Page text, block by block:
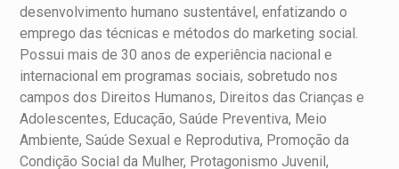
desenvolvimento humano sustentável, enfatizando o
emprego das técnicas e métodos do marketing social.
Possui mais de 30 anos de experiência nacional e
internacional em programas sociais, sobretudo nos
campos dos Direitos Humanos, Direitos das Crianças e
Adolescentes, Educação, Saúde Preventiva, Meio
Ambiente, Saúde Sexual e Reprodutiva, Promoção da
Condição Social da Mulher, Protagonismo Juvenil,